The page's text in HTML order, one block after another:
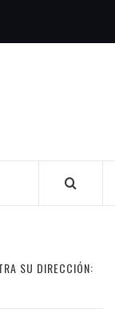
SU DIRECCIÓN: